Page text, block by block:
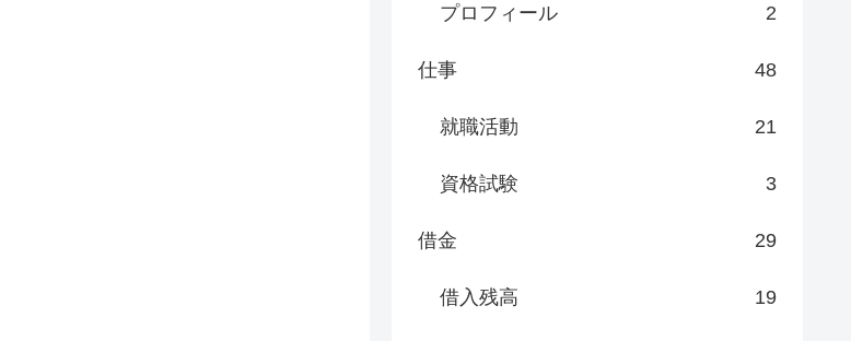
プロフィール 2
仕事 48
就職活動 21
資格試験 3
借金 29
借入残高 19